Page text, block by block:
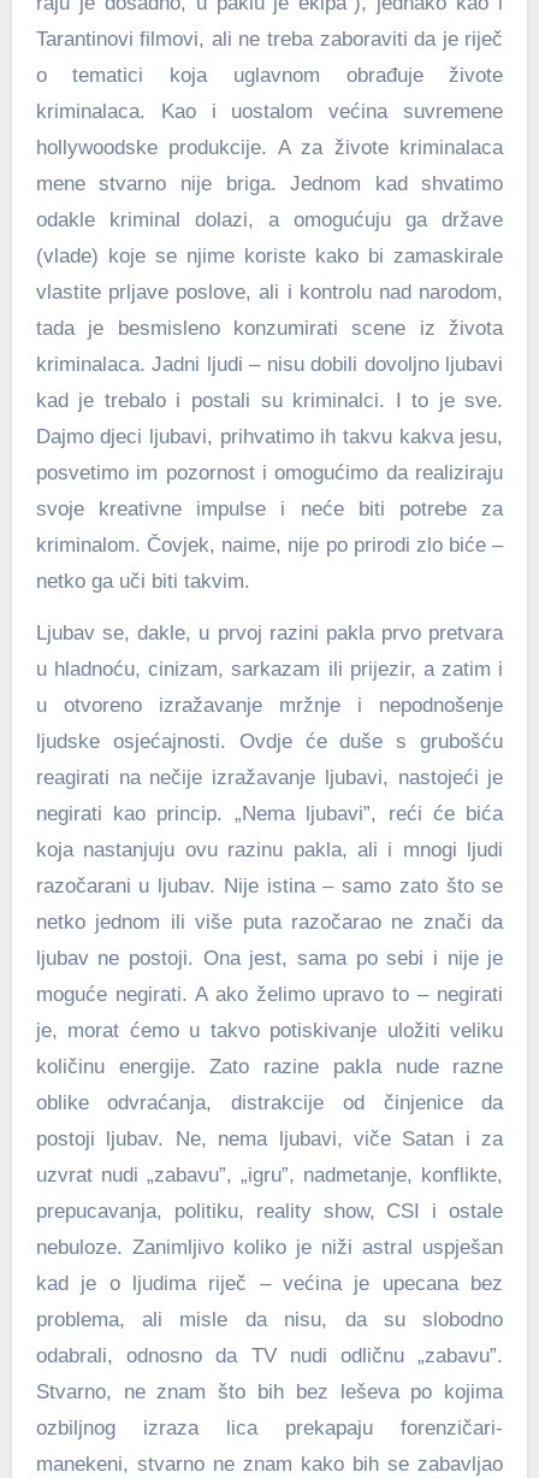
Tarantinovi filmovi, ali ne treba zaboraviti da je riječ
o tematici koja uglavnom obrađuje živote
kriminalaca. Kao i uostalom većina suvremene
hollywoodske produkcije. A za živote kriminalaca
mene stvarno nije briga. Jednom kad shvatimo
odakle kriminal dolazi, a omogućuju ga države
(vlade) koje se njime koriste kako bi zamaskirale
vlastite prljave poslove, ali i kontrolu nad narodom,
tada je besmisleno konzumirati scene iz života
kriminalaca. Jadni ljudi – nisu dobili dovoljno ljubavi
kad je trebalo i postali su kriminalci. I to je sve.
Dajmo djeci ljubavi, prihvatimo ih takvu kakva jesu,
posvetimo im pozornost i omogućimo da realiziraju
svoje kreativne impulse i neće biti potrebe za
kriminalom. Čovjek, naime, nije po prirodi zlo biće –
netko ga uči biti takvim.
Ljubav se, dakle, u prvoj razini pakla prvo pretvara
u hladnoću, cinizam, sarkazam ili prijezir, a zatim i
u otvoreno izražavanje mržnje i nepodnošenje
ljudske osjećajnosti. Ovdje će duše s grubošću
reagirati na nečije izražavanje ljubavi, nastojeći je
negirati kao princip. „Nema ljubavi”, reći će bića
koja nastanjuju ovu razinu pakla, ali i mnogi ljudi
razočarani u ljubav. Nije istina – samo zato što se
netko jednom ili više puta razočarao ne znači da
ljubav ne postoji. Ona jest, sama po sebi i nije je
moguće negirati. A ako želimo upravo to – negirati
je, morat ćemo u takvo potiskivanje uložiti veliku
količinu energije. Zato razine pakla nude razne
oblike odvraćanja, distrakcije od činjenice da
postoji ljubav. Ne, nema ljubavi, viče Satan i za
uzvrat nudi „zabavu”, „igru”, nadmetanje, konflikte,
prepucavanja, politiku, reality show, CSI i ostale
nebuloze. Zanimljivo koliko je niži astral uspješan
kad je o ljudima riječ – većina je upecana bez
problema, ali misle da nisu, da su slobodno
odabrali, odnosno da TV nudi odličnu „zabavu”.
Stvarno, ne znam što bih bez leševa po kojima
ozbiljnog izraza lica prekapaju forenzičari-
manekeni, stvarno ne znam kako bih se zabavljao